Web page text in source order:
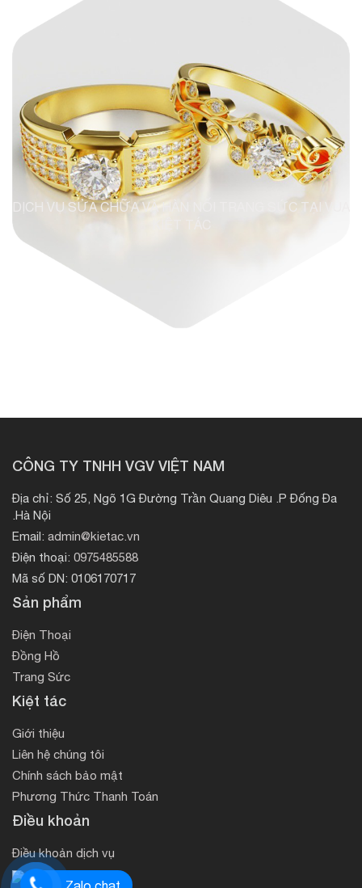
DỊCH VỤ SỬA CHỮA VÀ HÀN NỐI TRANG SỨC TẠI VUA
CÔNG TY TNHH VGV VIỆT NAM
Địa chỉ: Số 25, Ngõ 1G Đường Trần Quang Diêu .P Đống Đa
.Hà Nội
Email: admin@kietac.vn
Điện thoại: 0975485588
Mã số DN: 0106170717
Sản phẩm
Điện Thoại
Đồng Hồ
Trang Sức
Kiệt tác
Giới thiệu
Liên hệ chúng tôi
Chính sách bảo mật
Phương Thức Thanh Toán
Điều khoản
Điều khoản dịch vụ